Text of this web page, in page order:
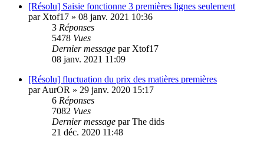
[Résolu] Saisie fonctionne 3 premières lignes seulement
par Xtof17 » 08 janv. 2021 10:36
3 Réponses
5478 Vues
Dernier message par Xtof17
08 janv. 2021 11:09
[Résolu] fluctuation du prix des matières premières
parAurOR » 29 janv. 2020 15:17
6 Réponses
7082 Vues
Dernier message parThe dids
21 déc. 2020 11:48